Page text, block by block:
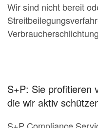
Wir sind nicht bereit
S+P: Sie profitieren
die wir aktiv